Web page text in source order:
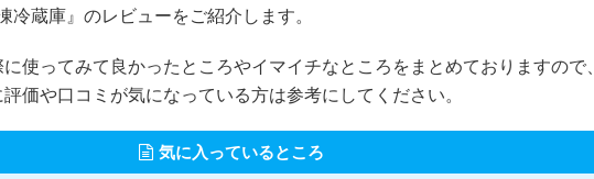
冷蔵庫』のレビューをご紹介します。
使ってみて良かったところやイマイチなところをまとめておりますので、
価や口コミが気になっている方は参考にしてください。
気に入っているところ